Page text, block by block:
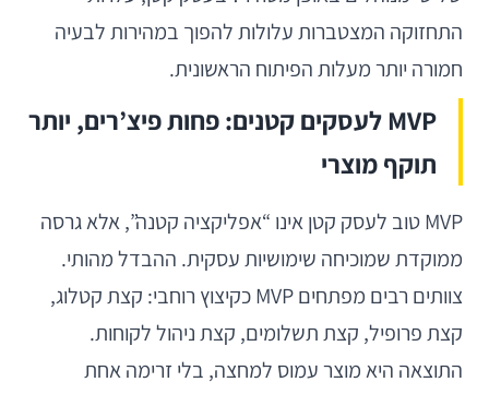
התחזוקה המצטברות עלולות להפוך במהירות לבעיה
חמורה יותר מעלות הפיתוח הראשונית.
MVP לעסקים קטנים: פחות פיצ’רים, יותר
תוקף מוצרי
MVP טוב לעסק קטן אינו “אפליקציה קטנה”, אלא גרסה
ממוקדת שמוכיחה שימושיות עסקית. ההבדל מהותי.
צוותים רבים מפתחים MVP כקיצוץ רוחבי: קצת קטלוג,
קצת פרופיל, קצת תשלומים, קצת ניהול לקוחות.
התוצאה היא מוצר עמוס למחצה, בלי זרימה אחת